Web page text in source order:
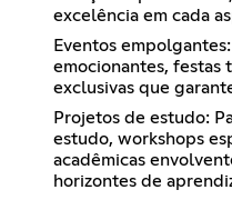
excelência em cada
Eventos
emocionantes, festas
exclusivas que
Projetos de estudo:
estudo, workshops
acadêmicas
horizontes de